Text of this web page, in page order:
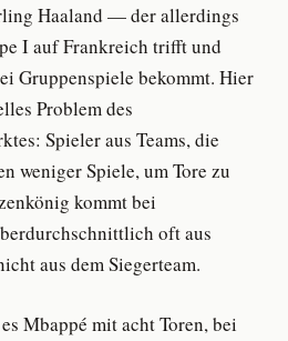
Haaland — der allerdings
I auf Frankreich trifft und
Gruppenspiele bekommt. Hier
Problem des
Spieler aus Teams, die
weniger Spiele, um Tore zu
kommt bei
oft aus
aus dem Siegerteam.
Mbappé mit acht Toren, bei